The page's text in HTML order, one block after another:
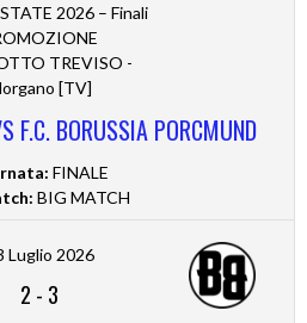
2026 – Finali
TREVISO -
[TV]
F.C. BORUSSIA PORCMUND
FINALE
BIG MATCH
Luglio 2026
2 - 3